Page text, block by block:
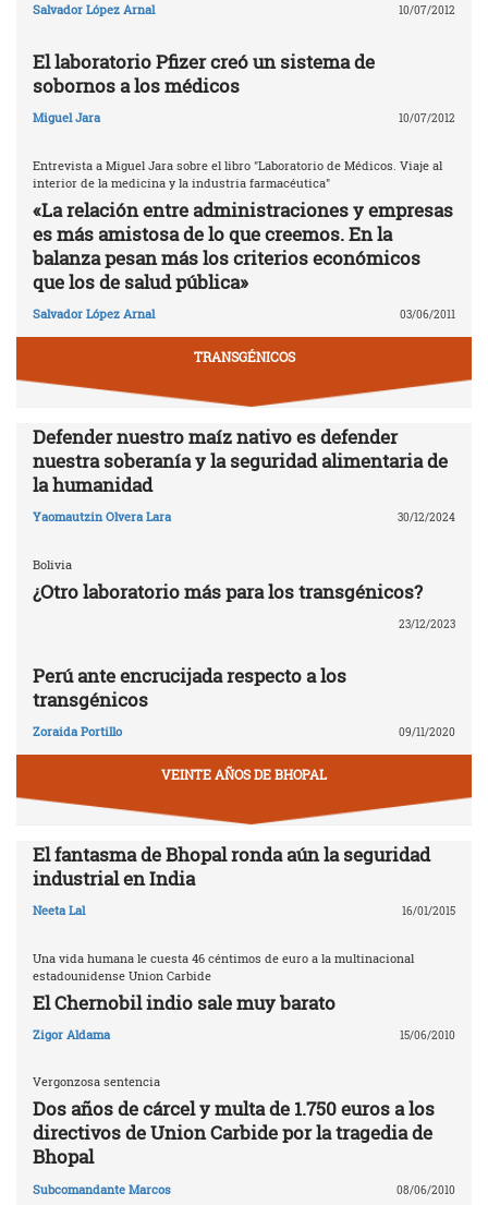
Salvador López Arnal 10/07/2012
El laboratorio Pfizer creó un sistema de
sobornos a los médicos
Miguel Jara 10/07/2012
Entrevista a Miguel Jara sobre el libro "Laboratorio de Médicos. Viaje al
interior de la medicina y la industria farmacéutica"
«La relación entre administraciones y empresas
es más amistosa de lo que creemos. En la
balanza pesan más los criterios económicos
que los de salud pública»
Salvador López Arnal 03/06/2011
TRANSGÉNICOS
Defender nuestro maíz nativo es defender
nuestra soberanía y la seguridad alimentaria de
la humanidad
Yaomautzin Olvera Lara 30/12/2024
Bolivia
¿Otro laboratorio más para los transgénicos?
23/12/2023
Perú ante encrucijada respecto a los
transgénicos
Zoraida Portillo 09/11/2020
VEINTE AÑOS DE BHOPAL
El fantasma de Bhopal ronda aún la seguridad
industrial en India
Neeta Lal 16/01/2015
Una vida humana le cuesta 46 céntimos de euro a la multinacional
estadounidense Union Carbide
El Chernobil indio sale muy barato
Zigor Aldama 15/06/2010
Vergonzosa sentencia
Dos años de cárcel y multa de 1.750 euros a los
directivos de Union Carbide por la tragedia de
Bhopal
Subcomandante Marcos 08/06/2010